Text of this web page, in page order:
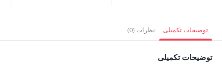
211,500 تومان.
توضیحات تکمیلی نظرات (0)
توضیحات تکمیلی